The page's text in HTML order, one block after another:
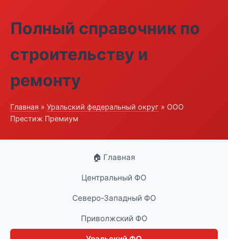
Полный справочник по
строительству и
ремонту
Главная » Уральский федеральный округ » ООО
Престиж Премиум
🏠 Главная
Центральный ФО
Северо-Западный ФО
Приволжский ФО